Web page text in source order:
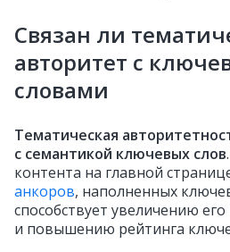
Связан ли
авторитет с
словами
Тематическая
с семантикой ключевых слов
контента на главной
анкоров, наполненных
способствует увеличению
и повышению рейтинга